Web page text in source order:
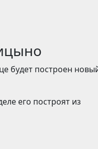
будет построен
его построят из